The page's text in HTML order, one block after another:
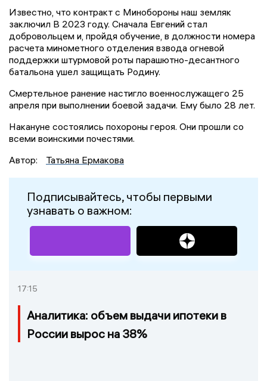
Известно, что контракт с Минобороны наш земляк
заключил В 2023 году. Сначала Евгений стал
добровольцем и, пройдя обучение, в должности номера
расчета минометного отделения взвода огневой
поддержки штурмовой роты парашютно-десантного
батальона ушел защищать Родину.
Смертельное ранение настигло военнослужащего 25
апреля при выполнении боевой задачи. Ему было 28 лет.
Накануне состоялись похороны героя. Они прошли со
всеми воинскими почестями.
Автор:
Татьяна Ермакова
Подписывайтесь, чтобы первыми
узнавать о важном:
17:15
Аналитика: объем выдачи ипотеки в
России вырос на 38%